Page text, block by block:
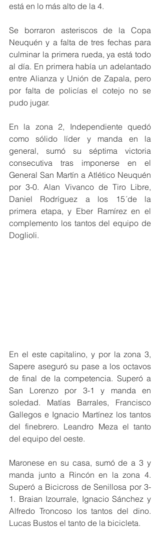
está en lo más alto de la 4.
Se borraron asteriscos de la Copa
Neuquén y a falta de tres fechas para
culminar la primera rueda, ya está todo
al día. En primera había un adelantado
entre Alianza y Unión de Zapala, pero
por falta de policías el cotejo no se
pudo jugar.
En la zona 2, Independiente quedó
como sólido líder y manda en la
general, sumó su séptima victoria
consecutiva tras imponerse en el
General San Martín a Atlético Neuquén
por 3-0. Alan Vivanco de Tiro Libre,
Daniel Rodríguez a los 15´de la
primera etapa, y Eber Ramírez en el
complemento los tantos del equipo de
Doglioli.
En el este capitalino, y por la zona 3,
Sapere aseguró su pase a los octavos
de final de la competencia. Superó a
San Lorenzo por 3-1 y manda en
soledad. Matías Barrales, Francisco
Gallegos e Ignacio Martínez los tantos
del finebrero. Leandro Meza el tanto
del equipo del oeste.
Maronese en su casa, sumó de a 3 y
manda junto a Rincón en la zona 4.
Superó a Bicicross de Senillosa por 3-
1. Braian Izourrale, Ignacio Sánchez y
Alfredo Troncoso los tantos del dino.
Lucas Bustos el tanto de la bicicleta.